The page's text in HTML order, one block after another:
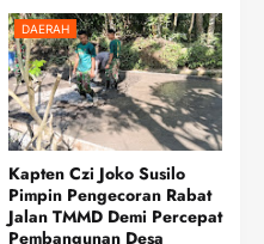
DAERAH
Kapten Czi Joko Susilo
Pimpin Pengecoran Rabat
Jalan TMMD Demi Percepat
Pembangunan Desa